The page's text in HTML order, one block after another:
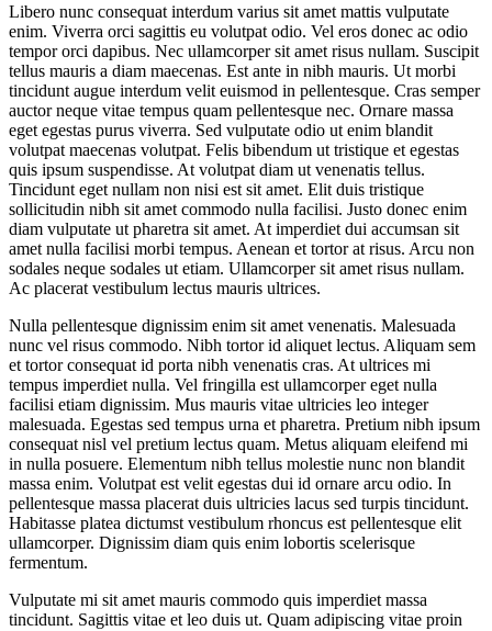
Libero nunc consequat interdum varius sit amet mattis vulputate
enim. Viverra orci sagittis eu volutpat odio. Vel eros donec ac odio
tempor orci dapibus. Nec ullamcorper sit amet risus nullam. Suscipit
tellus mauris a diam maecenas. Est ante in nibh mauris. Ut morbi
tincidunt augue interdum velit euismod in pellentesque. Cras semper
auctor neque vitae tempus quam pellentesque nec. Ornare massa
eget egestas purus viverra. Sed vulputate odio ut enim blandit
volutpat maecenas volutpat. Felis bibendum ut tristique et egestas
quis ipsum suspendisse. At volutpat diam ut venenatis tellus.
Tincidunt eget nullam non nisi est sit amet. Elit duis tristique
sollicitudin nibh sit amet commodo nulla facilisi. Justo donec enim
diam vulputate ut pharetra sit amet. At imperdiet dui accumsan sit
amet nulla facilisi morbi tempus. Aenean et tortor at risus. Arcu non
sodales neque sodales ut etiam. Ullamcorper sit amet risus nullam.
Ac placerat vestibulum lectus mauris ultrices.
Nulla pellentesque dignissim enim sit amet venenatis. Malesuada
nunc vel risus commodo. Nibh tortor id aliquet lectus. Aliquam sem
et tortor consequat id porta nibh venenatis cras. At ultrices mi
tempus imperdiet nulla. Vel fringilla est ullamcorper eget nulla
facilisi etiam dignissim. Mus mauris vitae ultricies leo integer
malesuada. Egestas sed tempus urna et pharetra. Pretium nibh ipsum
consequat nisl vel pretium lectus quam. Metus aliquam eleifend mi
in nulla posuere. Elementum nibh tellus molestie nunc non blandit
massa enim. Volutpat est velit egestas dui id ornare arcu odio. In
pellentesque massa placerat duis ultricies lacus sed turpis tincidunt.
Habitasse platea dictumst vestibulum rhoncus est pellentesque elit
ullamcorper. Dignissim diam quis enim lobortis scelerisque
fermentum.
Vulputate mi sit amet mauris commodo quis imperdiet massa
tincidunt. Sagittis vitae et leo duis ut. Quam adipiscing vitae proin